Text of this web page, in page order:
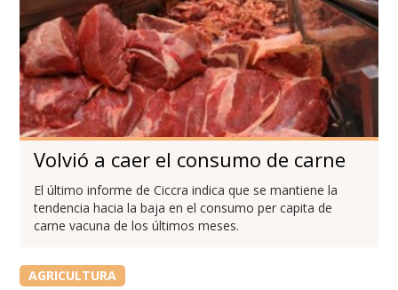
Volvió a caer el consumo de carne
El último informe de Ciccra indica que se mantiene la
tendencia hacia la baja en el consumo per capita de
carne vacuna de los últimos meses.
AGRICULTURA